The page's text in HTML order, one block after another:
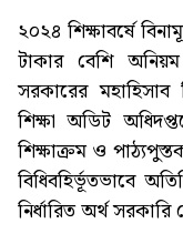
২০২৪ শিক্ষাবর্ষে
টাকার বেশি
সরকারের
শিক্ষা অডিট
শিক্ষাক্রম ও
বিধিবহির্ভূতভাবে
নির্ধারিত অর্থ